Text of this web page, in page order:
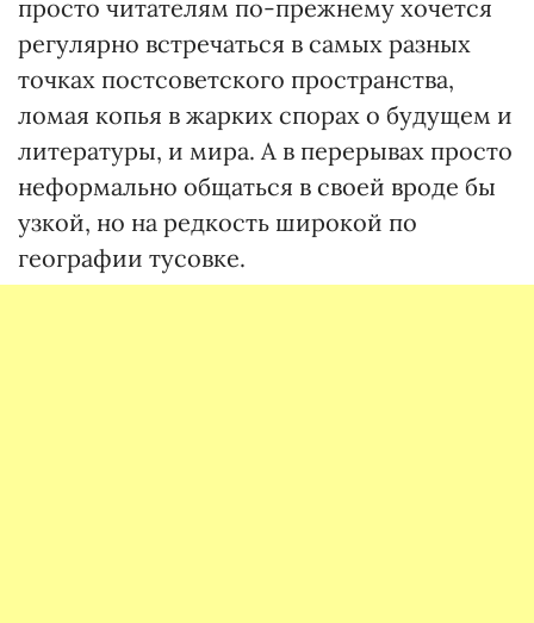
просто читателям по-прежнему хочется
регулярно встречаться в самых разных
точках постсоветского пространства,
ломая копья в жарких спорах о будущем и
литературы, и мира. А в перерывах просто
неформально общаться в своей вроде бы
узкой, но на редкость широкой по
географии тусовке.